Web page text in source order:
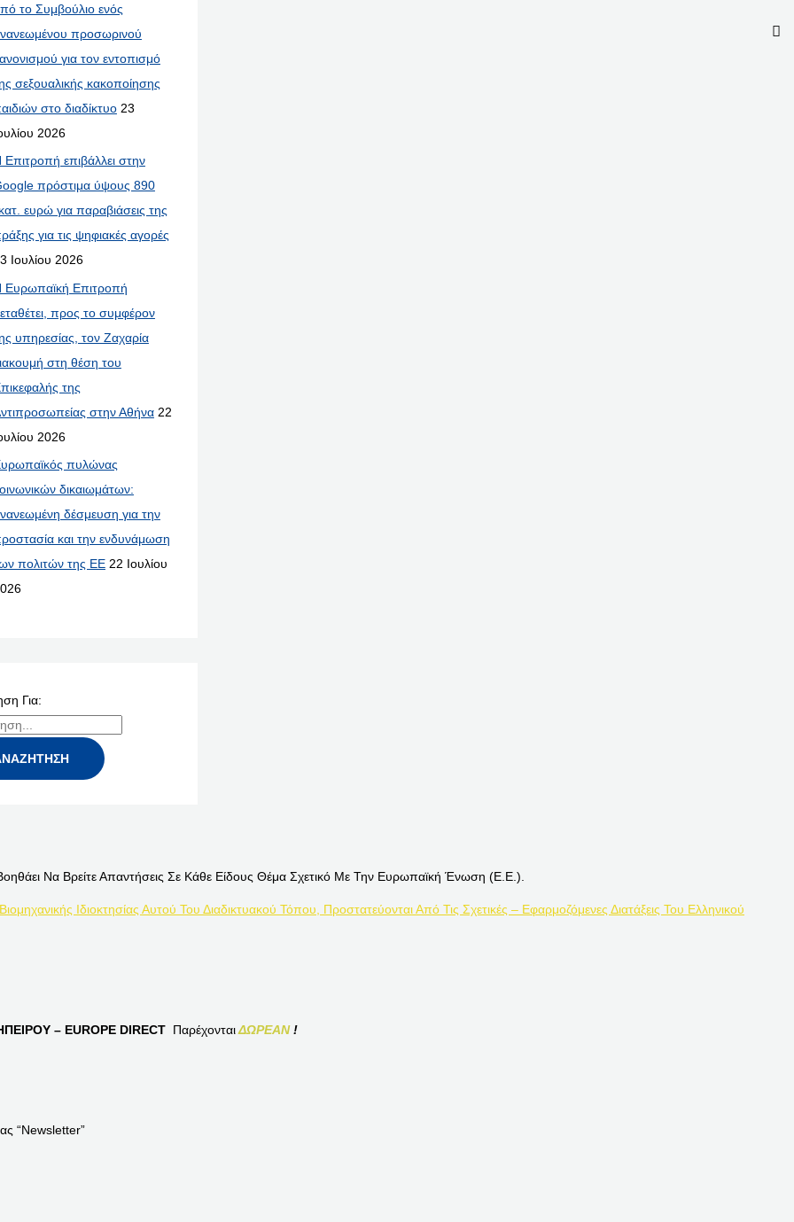
το Συμβούλιο ενός
προσωρινού
για τον εντοπισμό
σεξουαλικής κακοποίησης
στο διαδίκτυο 23
2026
Επιτροπή επιβάλλει στην
πρόστιμα ύψους 890
ευρώ για παραβιάσεις της
για τις ψηφιακές αγορές
Ιουλίου 2026
Ευρωπαϊκή Επιτροπή
προς το συμφέρον
υπηρεσίας, τον Ζαχαρία
στη θέση του
της
στην Αθήνα 22
2026
πυλώνας
δικαιωμάτων:
δέσμευση για την
και την ενδυνάμωση
πολιτών της ΕΕ 22 Ιουλίου
Για:
Να Βρείτε Απαντήσεις Σε Κάθε Είδους Θέμα Σχετικό Με Την Ευρωπαϊκή Ένωση (Ε.Ε.).
Ιδιοκτησίας Αυτού Του Διαδικτυακού Τόπου, Προστατεύονται Από Τις Σχετικές – Εφαρμοζόμενες Διατάξεις Του Ελληνικού
– EUROPE DIRECT ΠαρέχονταιΔΩΡΕΑΝ!
“Newsletter”